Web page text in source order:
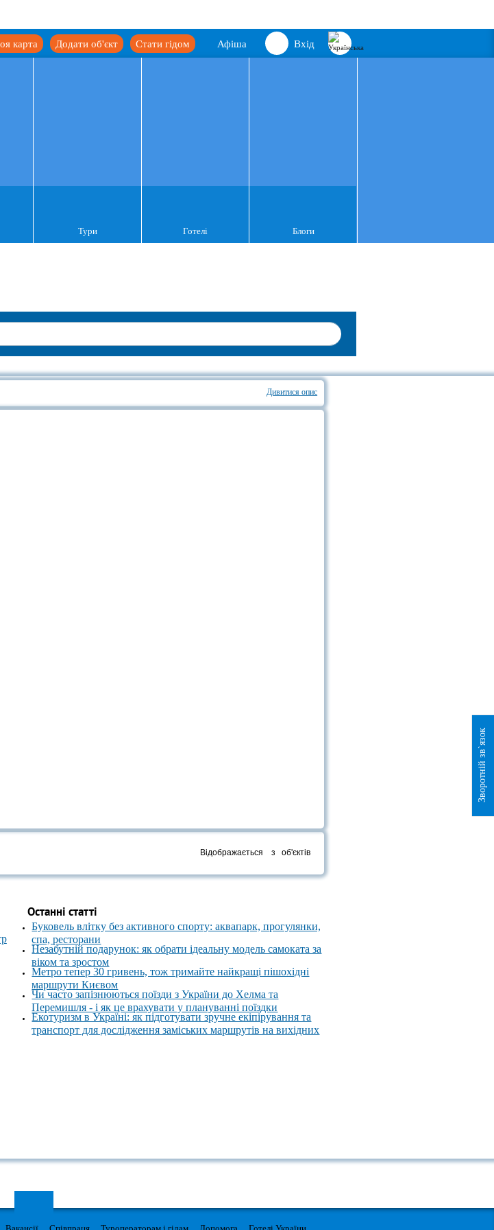
Вхід
Афіша
Стати гідом
Додати об'єкт
карта
Тури Готелі Блоги
Дивитися опис
Відображається з об'єктів
Останні статті
Буковель влітку без активного спорту: аквапарк, прогулянки,
спа, ресторани
Незабутній подарунок: як обрати ідеальну модель самоката за
віком та зростом
Метро тепер 30 гривень, тож тримайте найкращі пішохідні
маршрути Києвом
Чи часто запізнюються поїзди з України до Хелма та
Перемишля - і як це врахувати у плануванні поїздки
Екотуризм в Україні: як підготувати зручне екіпірування та
транспорт для дослідження заміських маршрутів на вихідних
Зворотній зв`язок